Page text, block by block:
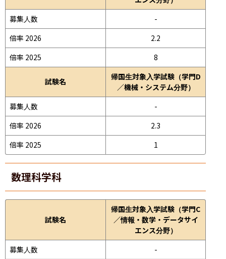
募集人数
-
倍率 2026
2.2
倍率 2025
8
試験名
帰国生対象入学試験（学門D
／機械・システム分野）
募集人数
-
倍率 2026
2.3
倍率 2025
1
数理科学科
試験名
帰国生対象入学試験（学門C
／情報・数学・データサイ
エンス分野）
募集人数
-